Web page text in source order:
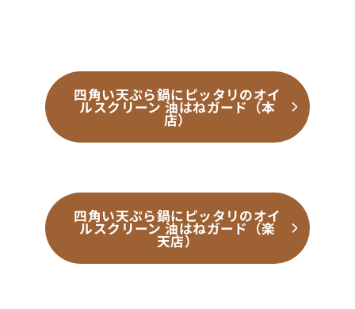
四角い天ぷら鍋にピッタリのオイ
ルスクリーン 油はねガード（本
店）
四角い天ぷら鍋にピッタリのオイ
ルスクリーン 油はねガード（楽
天店）